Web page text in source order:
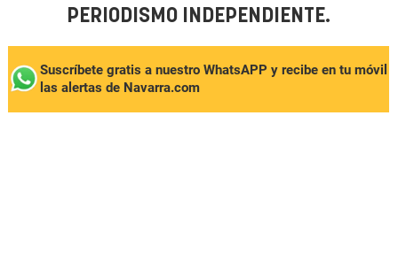
PERIODISMO INDEPENDIENTE.
Suscríbete gratis a nuestro WhatsAPP y recibe en tu móvil
las alertas de Navarra.com